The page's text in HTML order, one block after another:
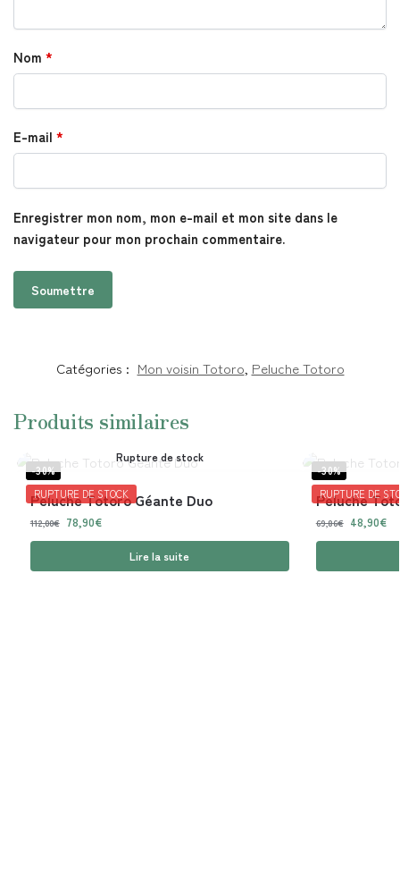
Nom *
E-mail *
Enregistrer mon nom, mon e-mail et mon site dans le
navigateur pour mon prochain commentaire.
Catégories : Mon voisin Totoro, Peluche Totoro
Produits similaires
-30%
RUPTURE DE STOCK
Rupture de stock
Peluche Totoro Géante Duo
112,00€ 78,90€
Lire la suite
-30%
RUPTURE DE
Peluche
69,86€ 48,90€